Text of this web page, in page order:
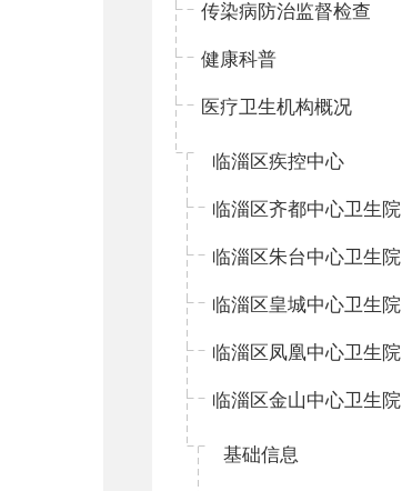
传染病防治监督检查
健康科普
医疗卫生机构概况
临淄区疾控中心
临淄区齐都中心卫生院
临淄区朱台中心卫生院
临淄区皇城中心卫生院
临淄区凤凰中心卫生院
临淄区金山中心卫生院
基础信息